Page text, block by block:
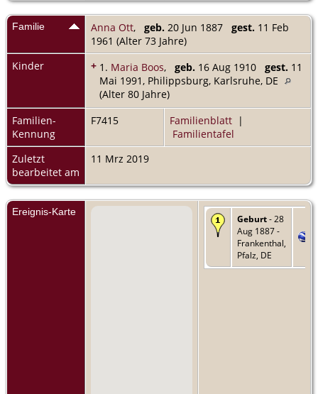
Familie Anna Ott, geb. 20 Jun 1887 gest. 11 Feb
1961 (Alter 73 Jahre)
Kinder
+ 1. Maria Boos, geb. 16 Aug 1910 gest. 11
Mai 1991, Philippsburg, Karlsruhe, DE
(Alter 80 Jahre)
Familien-
Kennung
F7415 Familienblatt |
Familientafel
Zuletzt
bearbeitet am
11 Mrz 2019
Ereignis-Karte
Geburt- 28
Aug 1887 -
Frankenthal,
Pfalz, DE